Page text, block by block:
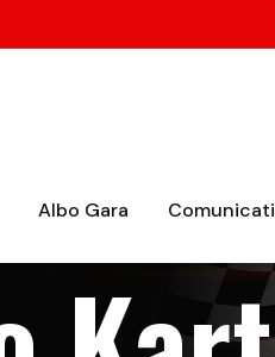
Albo Gara Comunicati